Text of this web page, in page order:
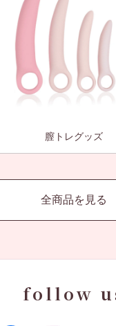
膣トレグッズ
全商品を見る
follow